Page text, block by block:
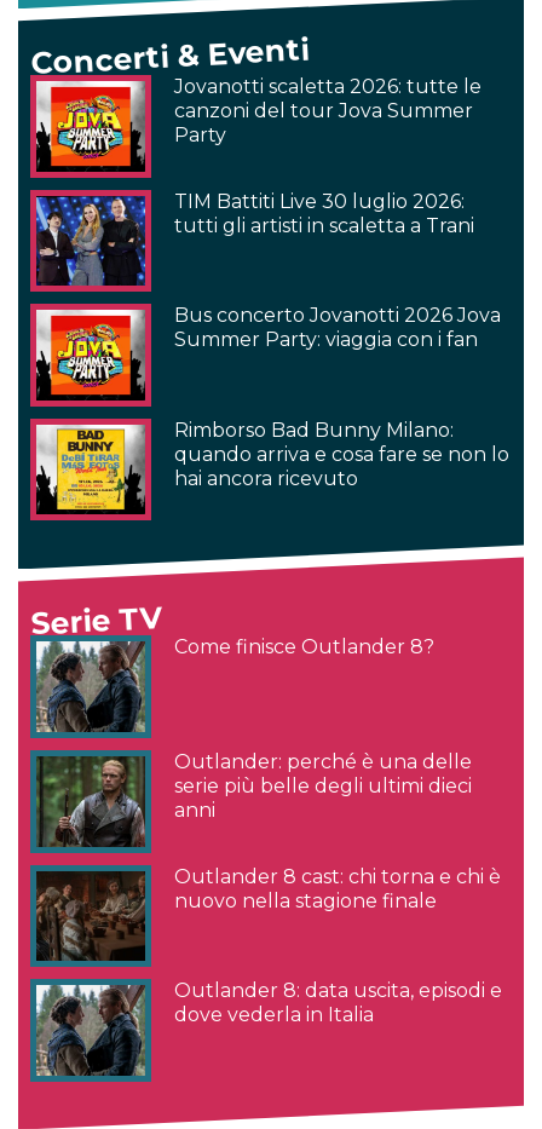
Concerti & Eventi
Jovanotti scaletta 2026: tutte le
canzoni del tour Jova Summer
Party
TIM Battiti Live 30 luglio 2026:
tutti gli artisti in scaletta a Trani
Bus concerto Jovanotti 2026 Jova
Summer Party: viaggia con i fan
Rimborso Bad Bunny Milano:
quando arriva e cosa fare se non lo
hai ancora ricevuto
Serie TV
Come finisce Outlander 8?
Outlander: perché è una delle
serie più belle degli ultimi dieci
anni
Outlander 8 cast: chi torna e chi è
nuovo nella stagione finale
Outlander 8: data uscita, episodi e
dove vederla in Italia